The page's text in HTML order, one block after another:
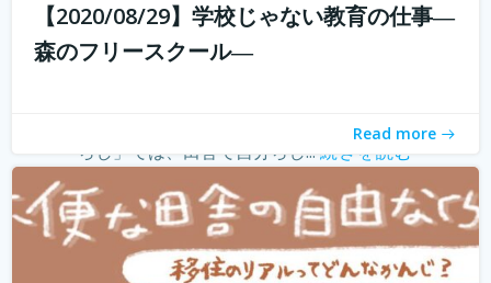
【2020/08/29】学校じゃない教育の仕事―
森のフリースクール―
Read more
withコロナ時代に入り、オンライン化が加速化すること
で、不便だと思われていた田舎も、不便に感じなくなって
う思う方も多いかもしれません。 「不便な田舎の自由な暮
らし」では、田舎で自分らし... 続きを読む